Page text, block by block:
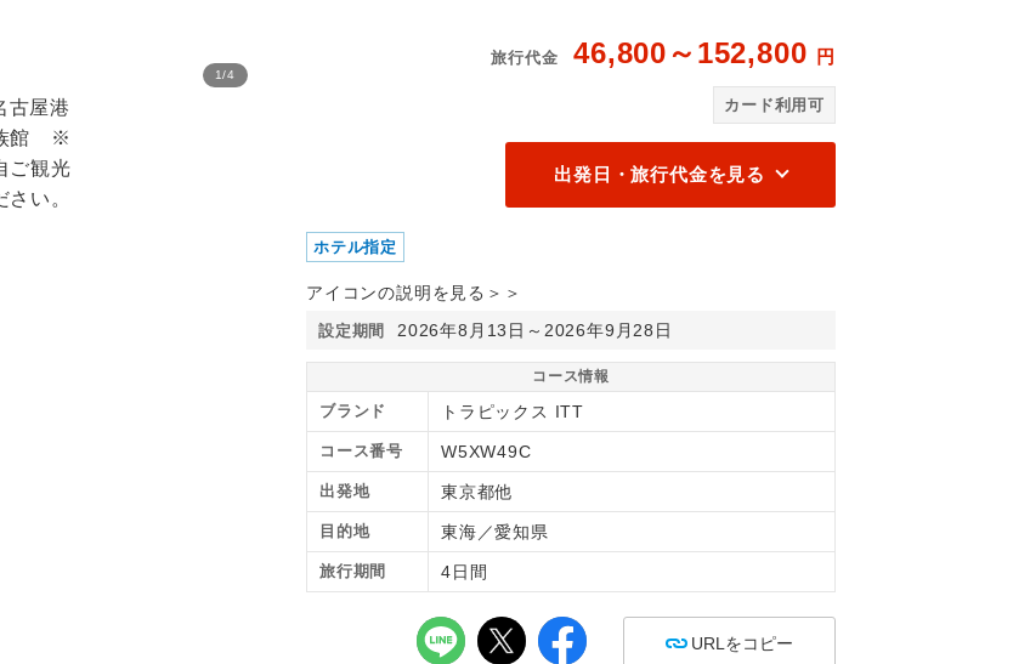
1/4
旅行代金 46,800～152,800 円
カード利用可
出発日・旅行代金を見る
ホテル指定
アイコンの説明を見る＞＞
設定期間 2026年8月13日～2026年9月28日
コース情報
ブランド トラピックス ITT
コース番号 W5XW49C
出発地 東京都他
目的地 東海／愛知県
旅行期間 4日間
URLをコピー